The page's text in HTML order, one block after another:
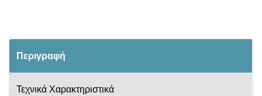
Περιγραφή
Τεχνικά Χαρακτηριστικά